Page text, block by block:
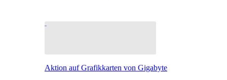
Aktion auf Grafikkarten von Gigabyte